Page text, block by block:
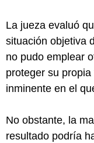
La jueza evaluó
situación objetiva
no pudo emplear
proteger su
inminente en el
No obstante, la
resultado podría